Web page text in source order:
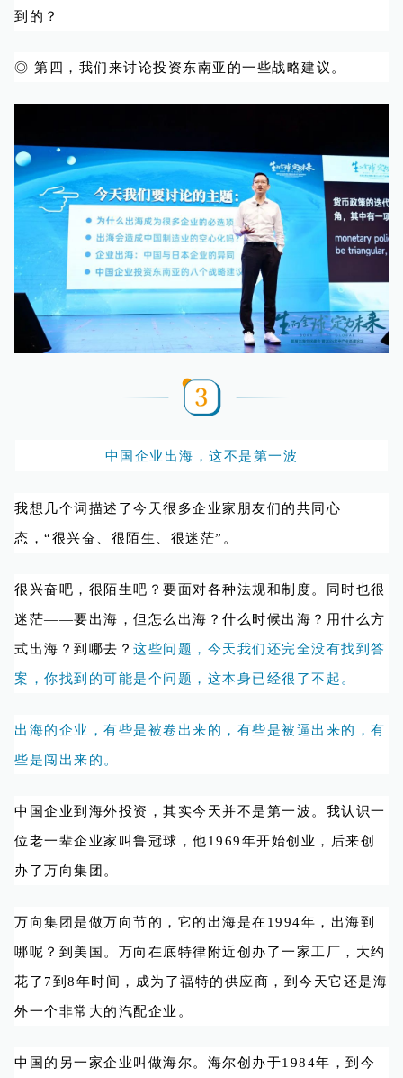
到的？
◎ 第四，我们来讨论投资东南亚的一些战略建议。
中国企业出海，这不是第一波
我想几个词描述了今天很多企业家朋友们的共同心
态，“很兴奋、很陌生、很迷茫”。
很兴奋吧，很陌生吧？要面对各种法规和制度。同时也很
迷茫——要出海，但怎么出海？什么时候出海？用什么方
式出海？到哪去？ 这些问题，今天我们还完全没有找到答
案，你找到的可能是个问题，这本身已经很了不起。
出海的企业，有些是被卷出来的，有些是被逼出来的，有
些是闯出来的。
中国企业到海外投资，其实今天并不是第一波。我认识一
位老一辈企业家叫鲁冠球，他1969年开始创业，后来创
办了万向集团。
万向集团是做万向节的，它的出海是在1994年，出海到
哪呢？到美国。万向在底特律附近创办了一家工厂，大约
花了7到8年时间，成为了福特的供应商，到今天它还是海
外一个非常大的汽配企业。
中国的另一家企业叫做海尔。海尔创办于1984年，到今